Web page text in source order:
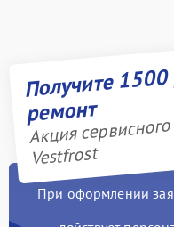
Получите
ремонт
Акция
Vestfrost
При оформлении